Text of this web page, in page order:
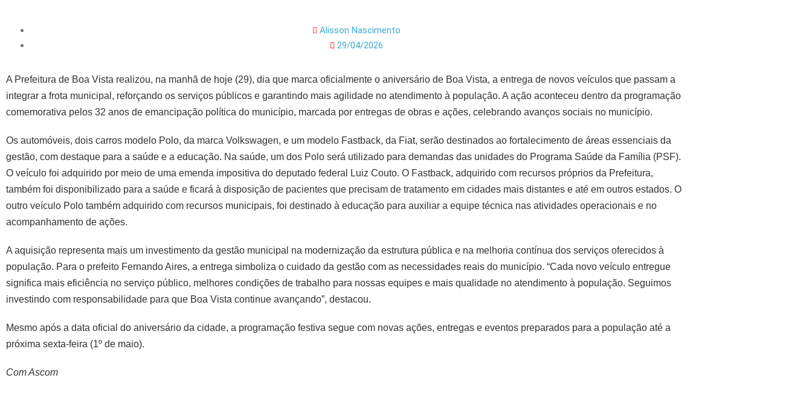
Alisson Nascimento
29/04/2026
A Prefeitura de Boa Vista realizou, na manhã de hoje (29), dia que marca oficialmente o aniversário de Boa Vista, a entrega de novos veículos que passam a
integrar a frota municipal, reforçando os serviços públicos e garantindo mais agilidade no atendimento à população. A ação aconteceu dentro da programação
comemorativa pelos 32 anos de emancipação política do município, marcada por entregas de obras e ações, celebrando avanços sociais no município.
Os automóveis, dois carros modelo Polo, da marca Volkswagen, e um modelo Fastback, da Fiat, serão destinados ao fortalecimento de áreas essenciais da
gestão, com destaque para a saúde e a educação. Na saúde, um dos Polo será utilizado para demandas das unidades do Programa Saúde da Família (PSF).
O veículo foi adquirido por meio de uma emenda impositiva do deputado federal Luiz Couto. O Fastback, adquirido com recursos próprios da Prefeitura,
também foi disponibilizado para a saúde e ficará à disposição de pacientes que precisam de tratamento em cidades mais distantes e até em outros estados. O
outro veículo Polo também adquirido com recursos municipais, foi destinado à educação para auxiliar a equipe técnica nas atividades operacionais e no
acompanhamento de ações.
A aquisição representa mais um investimento da gestão municipal na modernização da estrutura pública e na melhoria contínua dos serviços oferecidos à
população. Para o prefeito Fernando Aires, a entrega simboliza o cuidado da gestão com as necessidades reais do município. “Cada novo veículo entregue
significa mais eficiência no serviço público, melhores condições de trabalho para nossas equipes e mais qualidade no atendimento à população. Seguimos
investindo com responsabilidade para que Boa Vista continue avançando”, destacou.
Mesmo após a data oficial do aniversário da cidade, a programação festiva segue com novas ações, entregas e eventos preparados para a população até a
próxima sexta-feira (1º de maio).
Com Ascom